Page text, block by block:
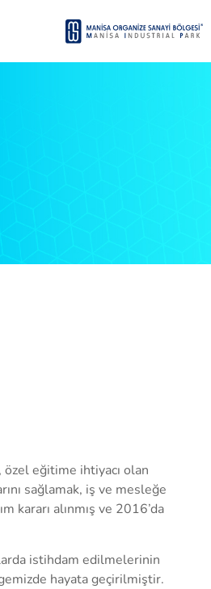
özel eğitime ihtiyacı olan
sağlamak, iş ve mesleğe
kararı alınmış ve 2016’da
istihdam edilmelerinin
hayata geçirilmiştir.